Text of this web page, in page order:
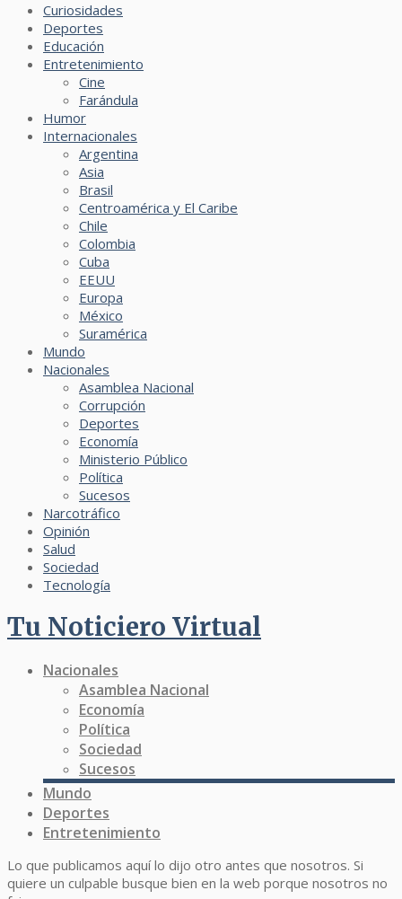
Curiosidades
Deportes
Educación
Entretenimiento
Cine
Farándula
Humor
Internacionales
Argentina
Asia
Brasil
Centroamérica y El Caribe
Chile
Colombia
Cuba
EEUU
Europa
México
Suramérica
Mundo
Nacionales
Asamblea Nacional
Corrupción
Deportes
Economía
Ministerio Público
Política
Sucesos
Narcotráfico
Opinión
Salud
Sociedad
Tecnología
Tu Noticiero Virtual
Nacionales
Asamblea Nacional
Economía
Política
Sociedad
Sucesos
Mundo
Deportes
Entretenimiento
Lo que publicamos aquí lo dijo otro antes que nosotros. Si
quiere un culpable busque bien en la web porque nosotros no